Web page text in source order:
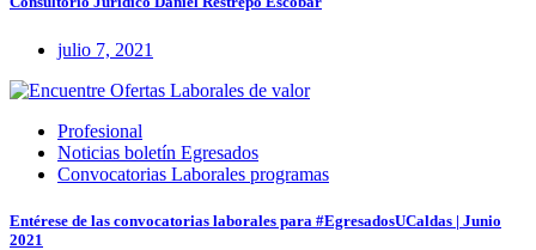
julio 7, 2021
Profesional
Noticias boletín Egresados
Convocatorias Laborales programas
Entérese de las convocatorias laborales para #EgresadosUCaldas | Junio
2021